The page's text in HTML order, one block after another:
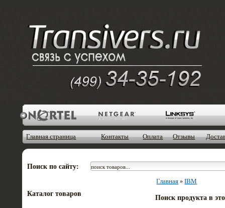
Главная страница Контакты Оплата Отзывы
Поиск по сайту:
Каталог товаров
Главная »IBM
Поиск продукта в